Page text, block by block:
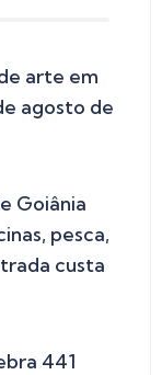
arte em
agosto de
Goiânia
pesca,
custa
441